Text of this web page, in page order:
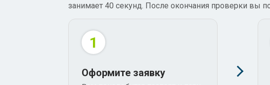
занимает 40 секунд. После окончания проверки вы
1
Оформите заявку